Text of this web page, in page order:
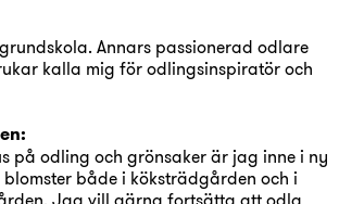
Annars passionerad odlare
kalla mig för odlingsinspiratör och
på odling och grönsaker är jag inne i ny
både i köksträdgården och i